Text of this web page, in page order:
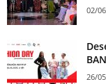
02/
26/